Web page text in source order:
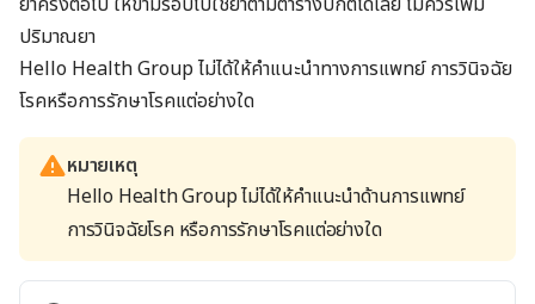
ปริมาณยา
Hello Health Group ไม่ได้ให้คำแนะนำทางการแพทย์ การวินิจฉัย
โรคหรือการรักษาโรคแต่อย่างใด
หมายเหตุ
Hello Health Group ไม่ได้ให้คำแนะนำด้านการแพทย์
การวินิจฉัยโรค หรือการรักษาโรคแต่อย่างใด